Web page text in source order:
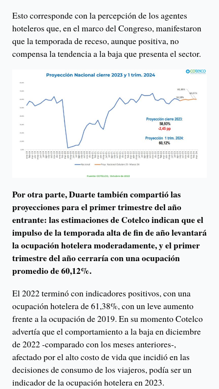
Esto corresponde con la percepción de los agentes
hoteleros que, en el marco del Congreso, manifestaron
que la temporada de receso, aunque positiva, no
compensa la tendencia a la baja que presenta el sector.
Por otra parte, Duarte también compartió las
proyecciones para el primer trimestre del año
entrante: las estimaciones de Cotelco indican que el
impulso de la temporada alta de fin de año levantará
la ocupación hotelera moderadamente, y el primer
trimestre del año cerraría con una ocupación
promedio de 60,12%.
El 2022 terminó con indicadores positivos, con una
ocupación hotelera de 61,38%, con un leve aumento
frente a la ocupación de 2019. En su momento Cotelco
advertía que el comportamiento a la baja en diciembre
de 2022 -comparado con los meses anteriores-,
afectado por el alto costo de vida que incidió en las
decisiones de consumo de los viajeros, podía ser un
indicador de la ocupación hotelera en 2023.